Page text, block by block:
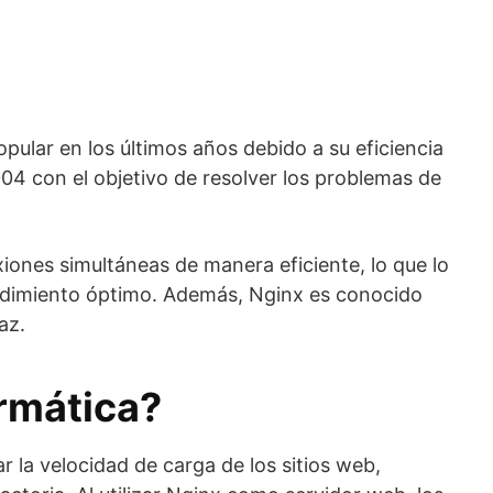
en los últimos años debido a su eficiencia
con el objetivo de resolver los problemas de
simultáneas de manera eficiente, lo que lo
óptimo. Además, Nginx es conocido
la velocidad de carga de los sitios web,